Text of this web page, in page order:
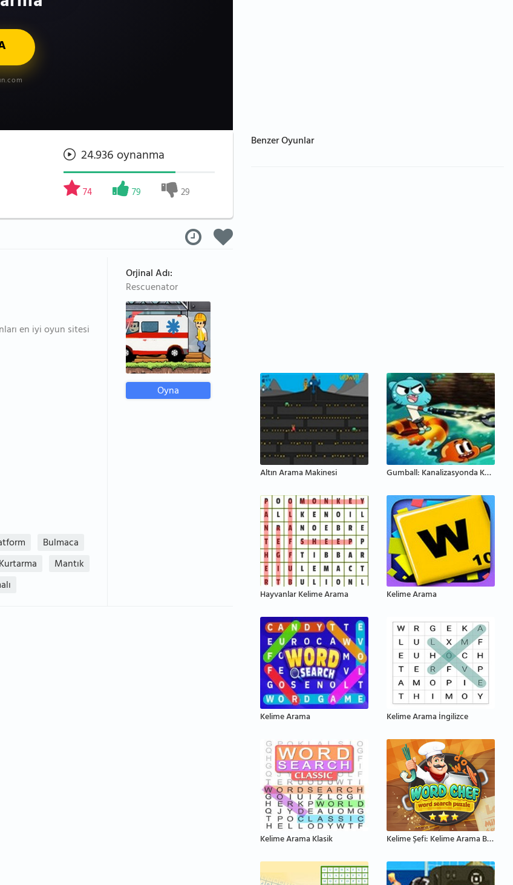
24.936 oynanma
74 79 29
en iyi oyun sitesi
Bulmaca
Kurtarma
Mantık
Orjinal Adı:
Rescuenator
Oyna
Benzer Oyunlar
Altın Arama Makinesi Gumball: Kanalizasyonda Kazak Arama
Hayvanlar Kelime Arama Kelime Arama
Kelime Arama Kelime Arama İngilizce
Kelime Arama Klasik Kelime Şefi: Kelime Arama Bulmacası